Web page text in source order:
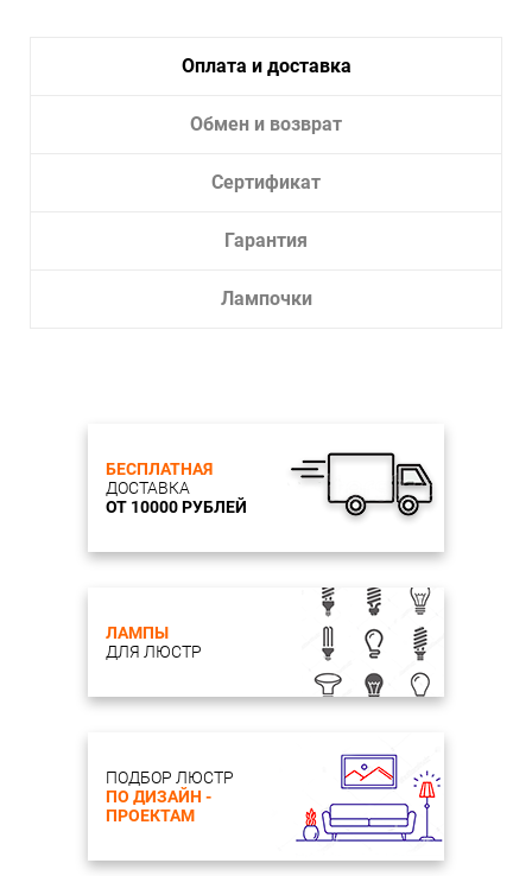
Оплата и доставка
Обмен и возврат
Сертификат
Гарантия
Лампочки
БЕСПЛАТНАЯ
ДОСТАВКА
ОТ 10000 РУБЛЕЙ
ЛАМПЫ
ДЛЯ ЛЮСТР
ПОДБОР ЛЮСТР
ПО ДИЗАЙН -
ПРОЕКТАМ